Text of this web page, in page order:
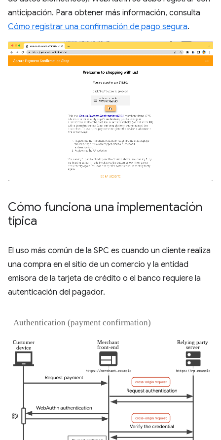
anticipación. Para obtener más información, consulta
Cómo registrar una confirmación de pago segura.
Cómo funciona una implementación
típica
El uso más común de la SPC es cuando un cliente realiza
una compra en el sitio de un comercio y la entidad
emisora de la tarjeta de crédito o el banco requiere la
autenticación del pagador.